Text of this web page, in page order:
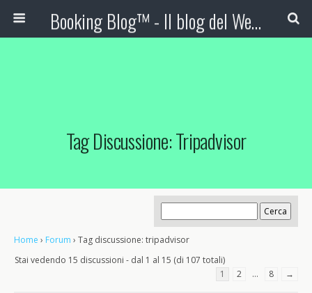
Booking Blog™ - Il blog del Web Marketing Turistico
Tag Discussione: Tripadvisor
Home › Forum › Tag discussione: tripadvisor
Stai vedendo 15 discussioni - dal 1 al 15 (di 107 totali)
1
2 … 8 →